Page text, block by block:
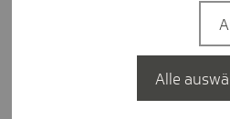
Voraussetzungen vorliegen.
Beispiel erforderlich, dass
Werktage verschiebbar sind.
Alle